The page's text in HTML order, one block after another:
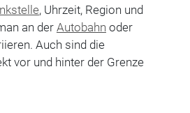
, Uhrzeit, Region und
an der Autobahn oder
Auch sind die
vor und hinter der Grenze